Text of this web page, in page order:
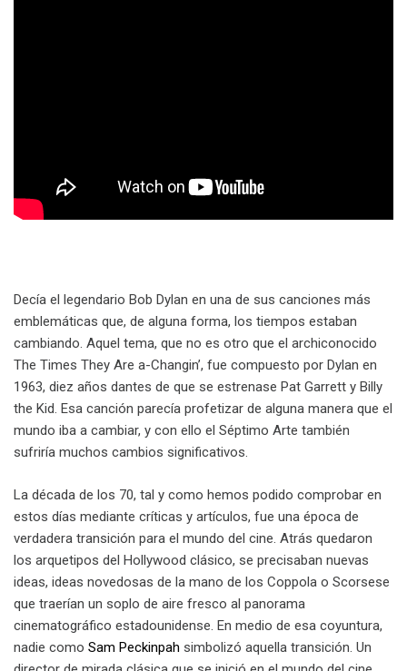
Decía el legendario Bob Dylan en una de sus canciones más
emblemáticas que, de alguna forma, los tiempos estaban
cambiando. Aquel tema, que no es otro que el archiconocido
The Times They Are a-Changin’, fue compuesto por Dylan en
1963, diez años dantes de que se estrenase Pat Garrett y Billy
the Kid. Esa canción parecía profetizar de alguna manera que el
mundo iba a cambiar, y con ello el Séptimo Arte también
sufriría muchos cambios significativos.
La década de los 70, tal y como hemos podido comprobar en
estos días mediante críticas y artículos, fue una época de
verdadera transición para el mundo del cine. Atrás quedaron
los arquetipos del Hollywood clásico, se precisaban nuevas
ideas, ideas novedosas de la mano de los Coppola o Scorsese
que traerían un soplo de aire fresco al panorama
cinematográfico estadounidense. En medio de esa coyuntura,
nadie como Sam Peckinpah simbolizó aquella transición. Un